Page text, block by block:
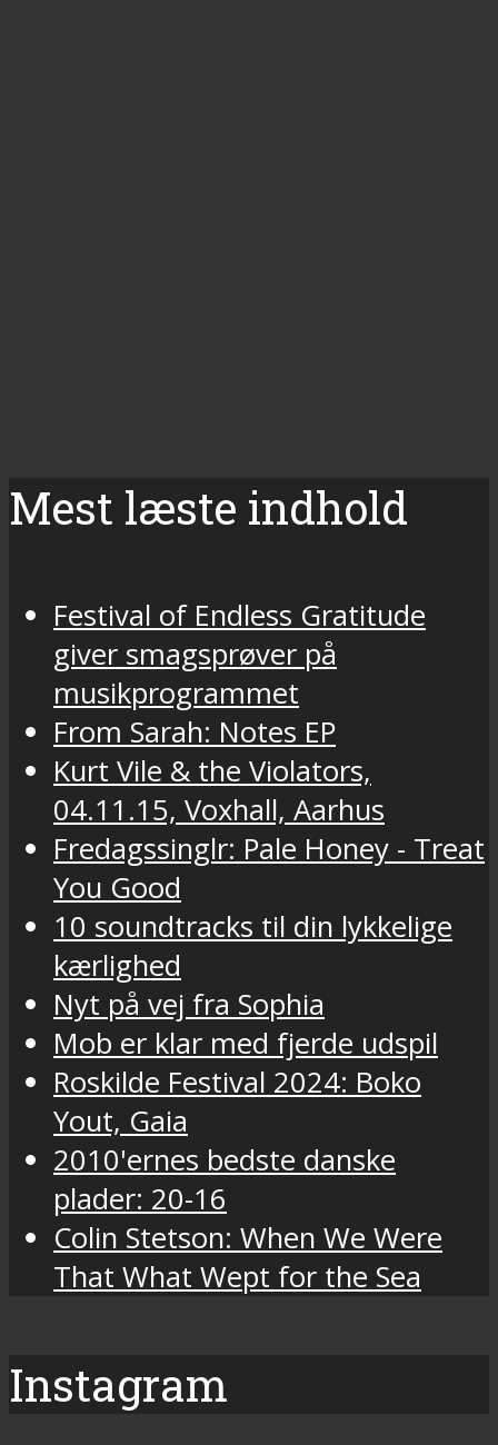
Mest læste indhold
Festival of Endless Gratitude
giver smagsprøver på
musikprogrammet
From Sarah: Notes EP
Kurt Vile & the Violators,
04.11.15, Voxhall, Aarhus
Fredagssinglr: Pale Honey - Treat
You Good
10 soundtracks til din lykkelige
kærlighed
Nyt på vej fra Sophia
Mob er klar med fjerde udspil
Roskilde Festival 2024: Boko
Yout, Gaia
2010'ernes bedste danske
plader: 20-16
Colin Stetson: When We Were
That What Wept for the Sea
Instagram